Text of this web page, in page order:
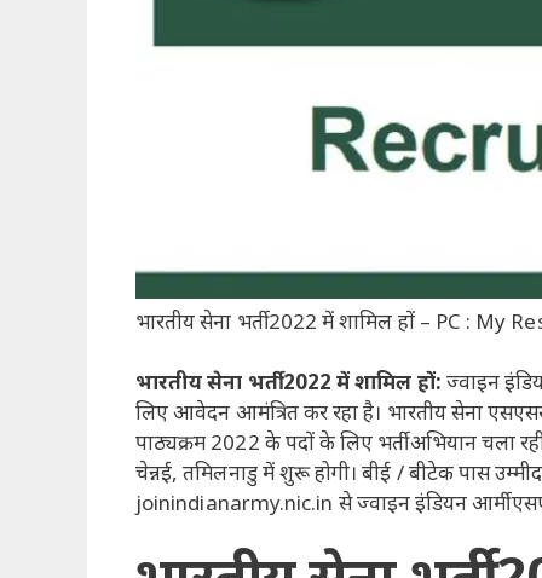
भारतीय सेना भर्ती 2022 में शामिल हों – PC : My
भारतीय सेना भर्ती 2022 में शामिल हों: ज्वाइन
लिए आवेदन आमंत्रित कर रहा है। भारतीय सेना
पाठ्यक्रम 2022 के पदों के लिए भर्ती अभियान चला
चेन्नई, तमिलनाडु में शुरू होगी। बीई / बीटेक पास
joinindianarmy.nic.in से ज्वाइन इंडियन आर्मी